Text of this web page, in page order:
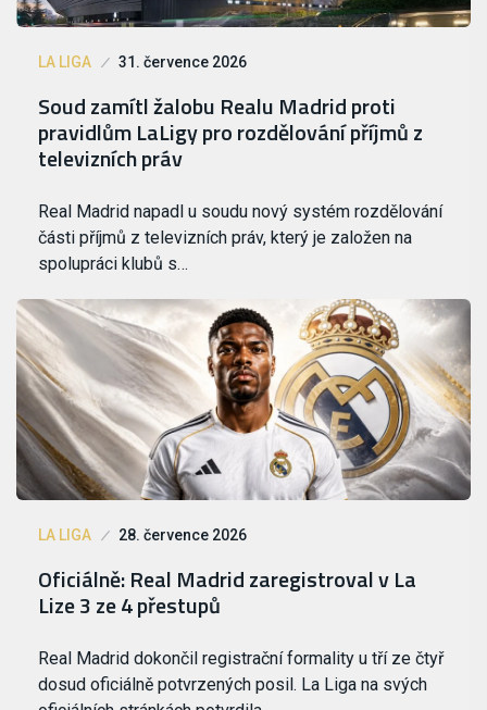
LA LIGA 31. července 2026
Soud zamítl žalobu Realu Madrid proti
pravidlům LaLigy pro rozdělování příjmů z
televizních práv
Real Madrid napadl u soudu nový systém rozdělování
části příjmů z televizních práv, který je založen na
spolupráci klubů s…
LA LIGA 28. července 2026
Oficiálně: Real Madrid zaregistroval v La
Lize 3 ze 4 přestupů
Real Madrid dokončil registrační formality u tří ze čtyř
dosud oficiálně potvrzených posil. La Liga na svých